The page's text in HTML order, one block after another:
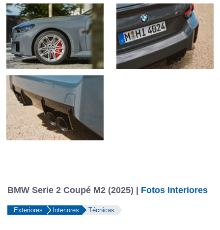
BMW Serie 2 Coupé M2 (2025) | Fotos Interiores
Exteriores Interiores Técnicas